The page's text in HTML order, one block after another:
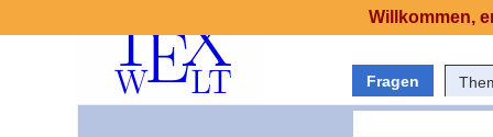
Fragen
Willkommen,